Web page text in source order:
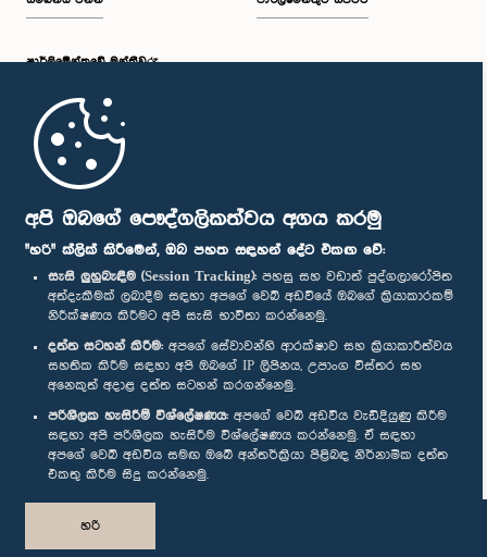
අපි ඔබගේ පෞද්ගලිකත්වය අගය කරමු
"හරි" ක්ලික් කිරීමෙන්, ඔබ පහත සඳහන් දේට එකඟ වේ:
සැසි ලුහුබැඳීම (Session Tracking): පහසු සහ වඩාත් පුද්ගලාරෝපිත
අත්දැකීමක් ලබාදීම සඳහා අපගේ වෙබ් අඩවියේ ඔබගේ ක්‍රියාකාරකම්
නිරීක්ෂණය කිරීමට අපි සැසි භාවිතා කරන්නෙමු.
දත්ත සටහන් කිරීම: අපගේ සේවාවන්හි ආරක්ෂාව සහ ක්‍රියාකාරීත්වය
සහතික කිරීම සඳහා අපි ඔබගේ IP ලිපිනය, උපාංග විස්තර සහ
අනෙකුත් අදාළ දත්ත සටහන් කරගන්නෙමු.
පරිශීලක හැසිරීම් විශ්ලේෂණය: අපගේ වෙබ් අඩවිය වැඩිදියුණු කිරීම
සඳහා අපි පරිශීලක හැසිරීම විශ්ලේෂණය කරන්නෙමු. ඒ සඳහා
අපගේ වෙබ් අඩවිය සමඟ ඔබේ අන්තර්ක්‍රියා පිළිබඳ නිර්නාමික දත්ත
එකතු කිරීම සිදු කරන්නෙමු.
හරි
පාර්ලි‌මේන්තුවේ මන්ත්‍රීවරු
මුල් පිටුව
පාර්ලිමේන්තු ජංගම යෙදුම
අප හා සම්බන්ධ වී සිටින්න :
සම්මාන
පෞද්ගලිකත්ව ප්‍රතිපත්තිය